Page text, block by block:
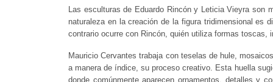
Las esculturas de Eduardo Rincón y Leticia Vieyra
naturaleza en la creación de la figura tridimensional es
contrario ocurre con Rincón, quién utiliza formas
Mauricio Cervantes trabaja con teselas de hule,
a manera de índice, su proceso creativo. Esta huella
donde comúnmente aparecen ornamentos, detalles y